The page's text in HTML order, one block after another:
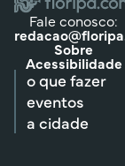
Fale conosco:
Sobre
Acessibilidade
o que fazer
eventos
a cidade